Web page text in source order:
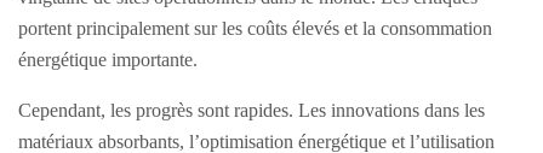
portent principalement sur les coûts élevés et la consommation
énergétique importante.
Cependant, les progrès sont rapides. Les innovations dans les
matériaux absorbants, l’optimisation énergétique et l’utilisation